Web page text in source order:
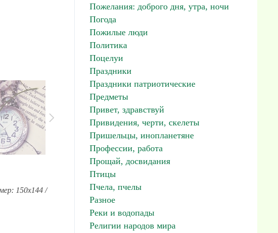
150x144 /
Пожелания: доброго дня, утра, ночи
Погода
Пожилые люди
Политика
Поцелуи
Праздники
Праздники патриотические
Предметы
Привет, здравствуй
Привидения, черти, скелеты
Пришельцы, инопланетяне
Профессии, работа
Прощай, досвидания
Птицы
Пчела, пчелы
Разное
Реки и водопады
Религии народов мира